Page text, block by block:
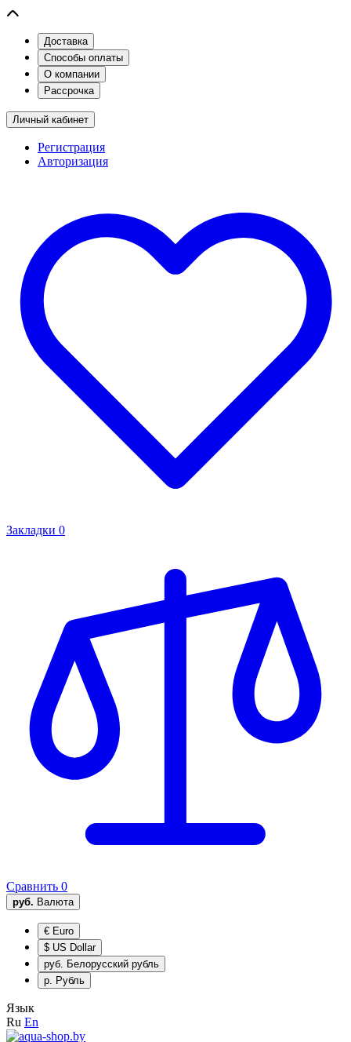
Доставка
Способы оплаты
О компании
Рассрочка
Личный кабинет
Регистрация
Авторизация
Закладки 0
Сравнить 0
руб. Валюта
€ Euro
$ US Dollar
руб. Белорусский рубль
р. Рубль
Язык
Ru En